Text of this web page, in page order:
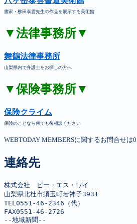
書家・柳田泰雲先生の作品を展示する美術館
▼法律事務所▼
舞鶴法律事務所
山梨県内で弁護士をお探しの方へ
▼保険事務所▼
保険クライム
保険のことなら何でも後相談ください
WEBTODAY MEMBERSに関するお問合せは
連絡先
株式会社　ピー・エス・ワイ
山梨県北杜市須玉町若神子3931
TEL0551-46-2346（代）
FAX0551-46-2726
--地域新聞--